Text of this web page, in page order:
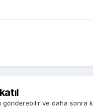
gönderebilir ve daha sonra